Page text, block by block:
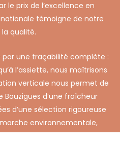
le prix de l’excellence en
témoigne de notre
qualité.
une traçabilité complète :
l’assiette, nous maîtrisons
verticale nous permet de
d’une fraîcheur
d’une sélection rigoureuse
environnementale,
respect pour